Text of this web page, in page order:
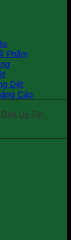
Phẩm
Dệt
Cáo
Uy Tín,